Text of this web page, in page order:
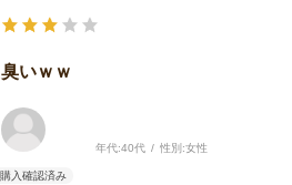
臭いｗｗ
年代:40代 性別:女性